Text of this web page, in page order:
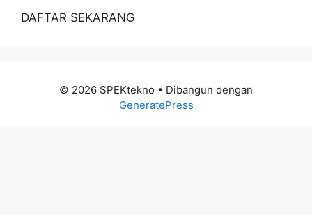
DAFTAR SEKARANG
© 2026 SPEKtekno • Dibangun dengan
GeneratePress